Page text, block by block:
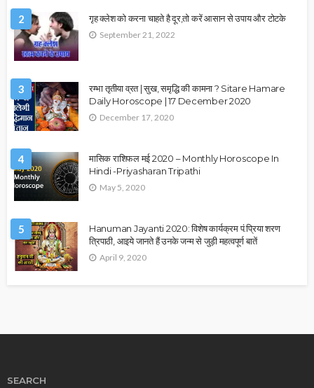
2 गृह क्लेश को करना चाहते है दूर,तो करें आसान से उपाय और टोटके
September 21, 2022
3
रम्भा तृतीया व्रत | सुख, समृद्धि की कामना ? Sitare Hamare
Daily Horoscope | 17 December 2020
December 17, 2020
4
मासिक राशिफल मई 2020 – Monthly Horoscope In
Hindi -Priyasharan Tripathi
May 5, 2020
5
Hanuman Jayanti 2020: विशेष कार्यक्रम पं.प्रिया शरण
त्रिपाठी, आइये जानते हैं उनके जन्म से जुड़ी महत्वपूर्ण बातें
April 9, 2020
SEARCH